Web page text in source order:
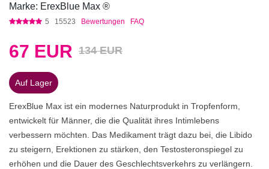
Marke: ErexBlue Max ®
5 15523 Bewertungen FAQ
67 EUR 134 EUR
Auf Lager
ErexBlue Max ist ein modernes Naturprodukt in Tropfenform,
entwickelt für Männer, die die Qualität ihres Intimlebens
verbessern möchten. Das Medikament trägt dazu bei, die Libido
zu steigern, Erektionen zu stärken, den Testosteronspiegel zu
erhöhen und die Dauer des Geschlechtsverkehrs zu verlängern.